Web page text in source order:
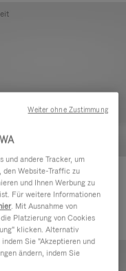
- Leder Tasche mit
€
und andere Tracker, um
den Website-Traffic zu
und Ihnen Werbung zu
Für weitere Informationen
. Mit Ausnahme von
Platzierung von Cookies
klicken. Alternativ
Sie "Akzeptieren und
ändern, indem Sie
Weiter ohne Zustimmung